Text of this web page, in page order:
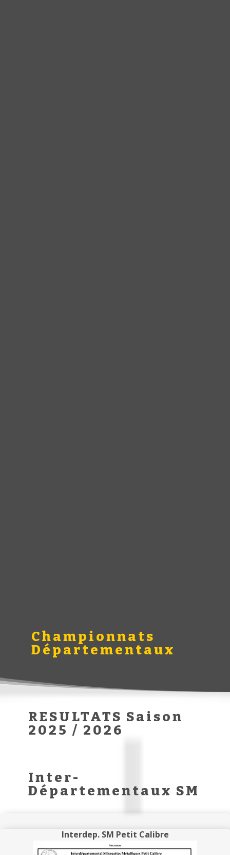
Championnats
Départementaux
RESULTATS Saison
2025 / 2026
Inter-
Départementaux SM
Interdep. SM Petit Calibre